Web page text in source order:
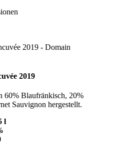
2019
60% Blaufränkisch, 20%
Sauvignon hergestellt.
l